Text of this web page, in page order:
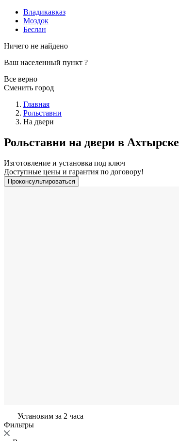
Владикавказ
Моздок
Беслан
Ничего не найдено
Ваш населенный пункт ?
Все верно
Сменить город
Главная
Рольставни
На двери
Рольставни на двери в Ахтырске
Изготовление и установка под ключ
Доступные цены и гарантия по договору!
Проконсультироваться
Установим за 2 часа
Фильтры